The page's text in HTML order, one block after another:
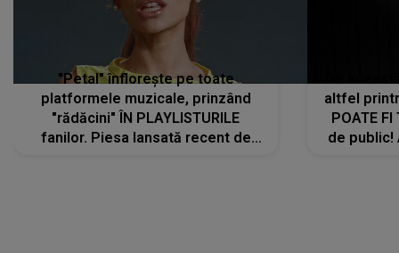
"Petal" înflorește pe toate
platformele muzicale, prinzând
"rădăcini" ÎN PLAYLISTURILE
fanilor. Piesa lansată recent de
altfel
POATE FI
de public!